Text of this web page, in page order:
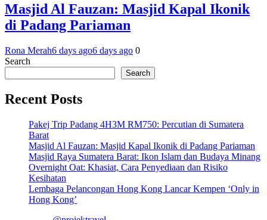
Masjid Al Fauzan: Masjid Kapal Ikonik
di Padang Pariaman
Rona Merah6 days ago6 days ago 0
Search
Search
Recent Posts
Pakej Trip Padang 4H3M RM750: Percutian di Sumatera
Barat
Masjid Al Fauzan: Masjid Kapal Ikonik di Padang Pariaman
Masjid Raya Sumatera Barat: Ikon Islam dan Budaya Minang
Overnight Oat: Khasiat, Cara Penyediaan dan Risiko
Kesihatan
Lembaga Pelancongan Hong Kong Lancar Kempen ‘Only in
Hong Kong’